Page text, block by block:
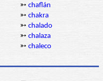
➳ chaflán
➳ chakra
➳ chalado
➳ chalaza
➳ chaleco